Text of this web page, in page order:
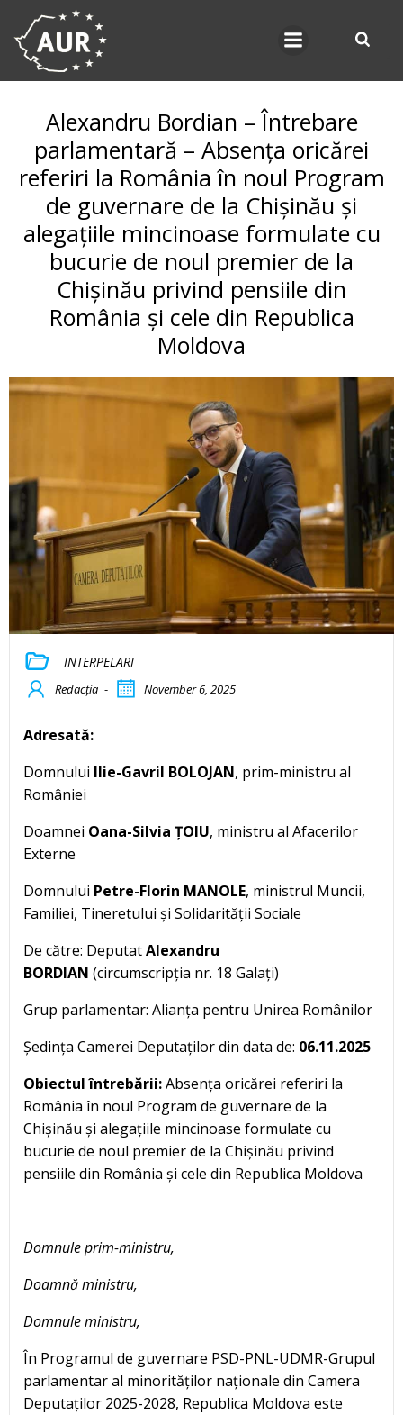
Alexandru Bordian – Întrebare
parlamentară – Absența oricărei
referiri la România în noul Program
de guvernare de la Chișinău și
alegațiile mincinoase formulate cu
bucurie de noul premier de la
Chișinău privind pensiile din
România și cele din Republica
Moldova
INTERPELARI
Redacția - November 6, 2025
Adresată:
Domnului Ilie-Gavril BOLOJAN, prim-ministru al
României
Doamnei Oana-Silvia ȚOIU, ministru al Afacerilor
Externe
Domnului Petre-Florin MANOLE, ministrul Muncii,
Familiei, Tineretului și Solidarității Sociale
De către: DeputatAlexandru
BORDIAN (circumscripția nr. 18 Galați)
Grup parlamentar: Alianța pentru Unirea Românilor
Ședința Camerei Deputaților din data de: 06.11.2025
Obiectul întrebării:Absența oricărei referiri la
România în noul Program de guvernare de la
Chișinău și alegațiile mincinoase formulate cu
bucurie de noul premier de la Chișinău privind
pensiile din România și cele din Republica Moldova
Domnule prim-ministru,
Doamnă ministru,
Domnule ministru,
În Programul de guvernare PSD-PNL-UDMR-Grupul
parlamentar al minorităților naționale din Camera
Deputaților 2025-2028, Republica Moldova este